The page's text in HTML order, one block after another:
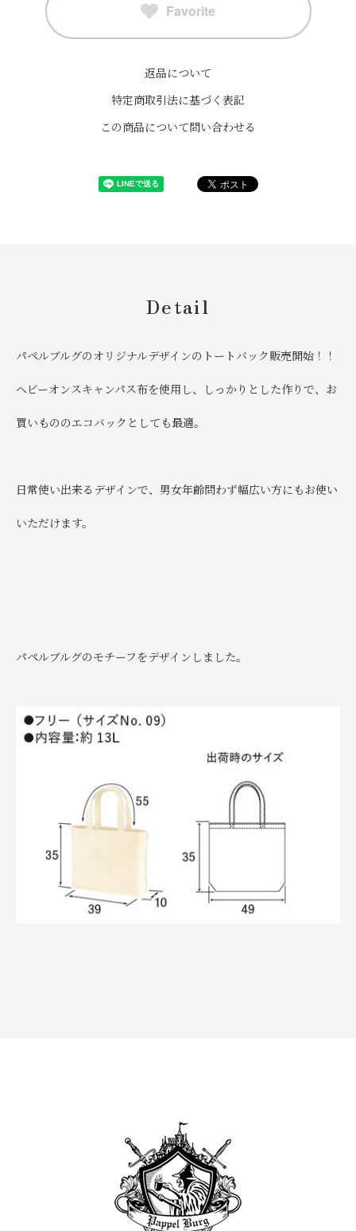
Favorite
返品について
特定商取引法に基づく表記
この商品について問い合わせる
Detail
パペルブルグのオリジナルデザインのトートバック販売開始！！
ヘビーオンスキャンパス布を使用し、しっかりとした作りで、お
買いもののエコバックとしても最適。
日常使い出来るデザインで、男女年齢問わず幅広い方にもお使い
いただけます。
パペルブルグのモチーフをデザインしました。